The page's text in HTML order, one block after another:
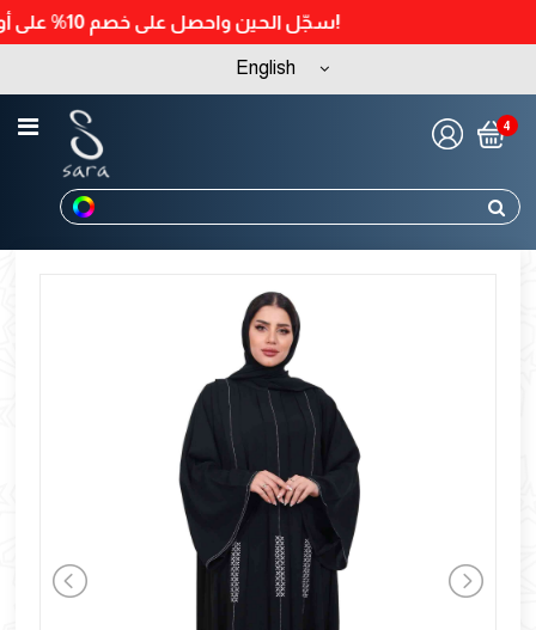
سجّل الحين واحصل على خصم 10% على أول طلب لك!
English
4